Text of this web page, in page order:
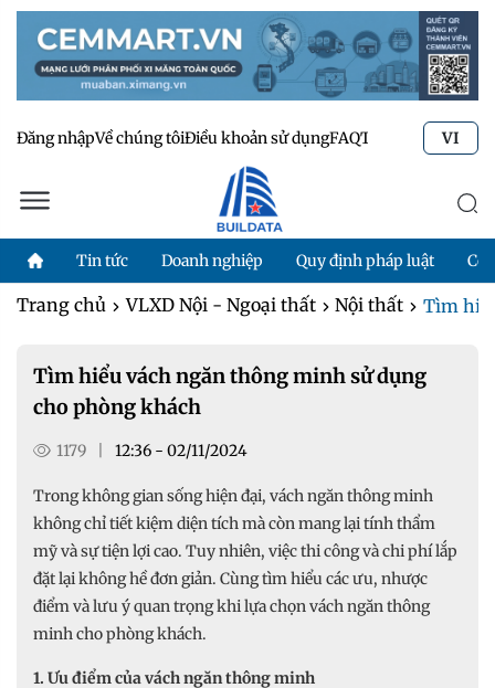
Đăng nhậpVề chúng tôiĐiều khoản sử dụngFAQTư vấn kỹ thuật
VI
Tin tức Doanh nghiệp Quy định pháp luật
Trang chủ VLXD Nội - Ngoại thất Nội thất Tìm
Tìm hiểu vách ngăn thông minh sử dụng
cho phòng khách
1179 12:36 - 02/11/2024
Trong không gian sống hiện đại, vách ngăn thông minh
không chỉ tiết kiệm diện tích mà còn mang lại tính thẩm
mỹ và sự tiện lợi cao. Tuy nhiên, việc thi công và chi phí lắp
đặt lại không hề đơn giản. Cùng tìm hiểu các ưu, nhược
điểm và lưu ý quan trọng khi lựa chọn vách ngăn thông
minh cho phòng khách.
1. Ưu điểm của vách ngăn thông minh